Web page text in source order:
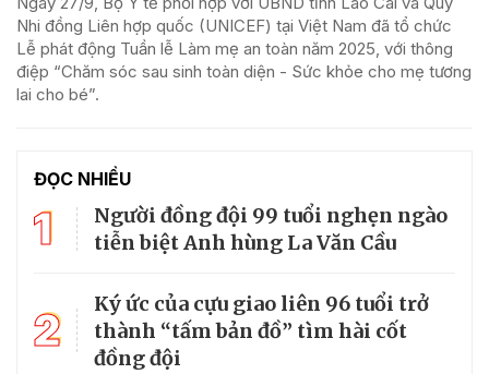
Nhi đồng Liên hợp quốc (UNICEF) tại Việt Nam đã tổ chức
Lễ phát động Tuần lễ Làm mẹ an toàn năm 2025, với thông
điệp “Chăm sóc sau sinh toàn diện - Sức khỏe cho mẹ tương
lai cho bé”.
ĐỌC NHIỀU
1
Người đồng đội 99 tuổi nghẹn ngào
tiễn biệt Anh hùng La Văn Cầu
2
Ký ức của cựu giao liên 96 tuổi trở
thành “tấm bản đồ” tìm hài cốt
đồng đội